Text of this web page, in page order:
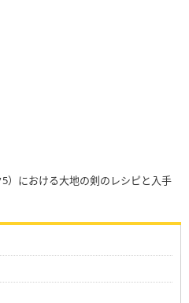
）における大地の剣のレシピと入手